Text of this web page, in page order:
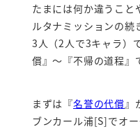
たまには何か違うこと
ルタナミッションの続
3人（2人で3キャラ）
償』～『不帰の道程』
まずは『名誉の代償』
ブンカール浦[S]でオ